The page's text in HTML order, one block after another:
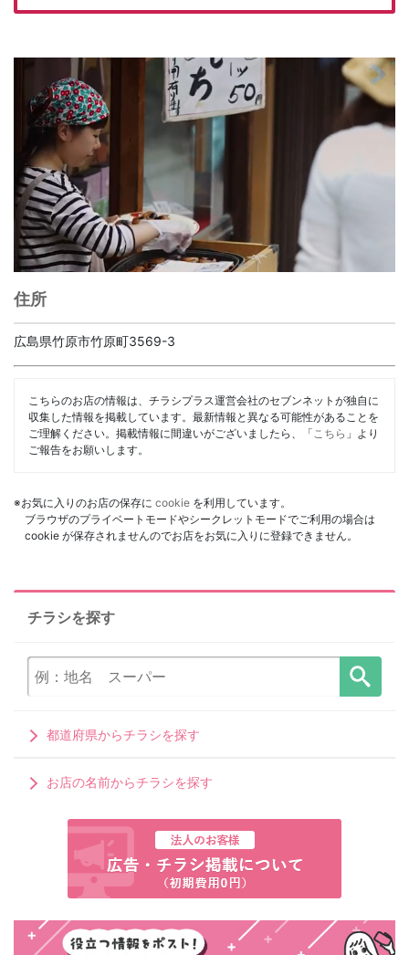
住所
広島県竹原市竹原町3569-3
こちらのお店の情報は、チラシプラス運営会社のセブンネットが独自に
収集した情報を掲載しています。最新情報と異なる可能性があることを
ご理解ください。掲載情報に間違いがございましたら、「 こちら 」より
ご報告をお願いします。
※お気に入りのお店の保存に cookie を利用しています。
ブラウザのプライベートモードやシークレットモードでご利用の場合は
cookie が保存されませんのでお店をお気に入りに登録できません。
チラシを探す
都道府県からチラシを探す
お店の名前からチラシを探す